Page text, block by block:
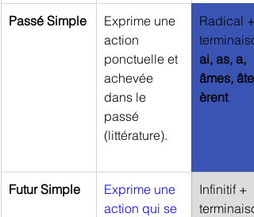
Passé Simple
Exprime une
action
ponctuelle et
achevée
dans le
passé
(littérature).
Radical +
ai, as, a,
âmes,
èrent
Futur Simple
Exprime une
action qui se
Infinitif +